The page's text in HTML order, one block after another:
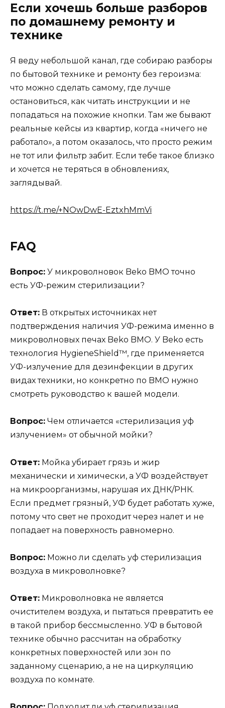
Если хочешь больше разборов
по домашнему ремонту и
технике
Я веду небольшой канал, где собираю разборы
по бытовой технике и ремонту без героизма:
что можно сделать самому, где лучше
остановиться, как читать инструкции и не
попадаться на похожие кнопки. Там же бывают
реальные кейсы из квартир, когда «ничего не
работало», а потом оказалось, что просто режим
не тот или фильтр забит. Если тебе такое близко
и хочется не теряться в обновлениях,
заглядывай.
https://t.me/+NOwDwE-EztxhMmVi
FAQ
Вопрос: У микроволновок Beko BMO точно
есть УФ-режим стерилизации?
Ответ: В открытых источниках нет
подтверждения наличия УФ-режима именно в
микроволновых печах Beko BMO. У Beko есть
технология HygieneShield™, где применяется
УФ-излучение для дезинфекции в других
видах техники, но конкретно по BMO нужно
смотреть руководство к вашей модели.
Вопрос: Чем отличается «стерилизация уф
излучением» от обычной мойки?
Ответ: Мойка убирает грязь и жир
механически и химически, а УФ воздействует
на микроорганизмы, нарушая их ДНК/РНК.
Если предмет грязный, УФ будет работать хуже,
потому что свет не проходит через налет и не
попадает на поверхность равномерно.
Вопрос: Можно ли сделать уф стерилизация
воздуха в микроволновке?
Ответ: Микроволновка не является
очистителем воздуха, и пытаться превратить ее
в такой прибор бессмысленно. УФ в бытовой
технике обычно рассчитан на обработку
конкретных поверхностей или зон по
заданному сценарию, а не на циркуляцию
воздуха по комнате.